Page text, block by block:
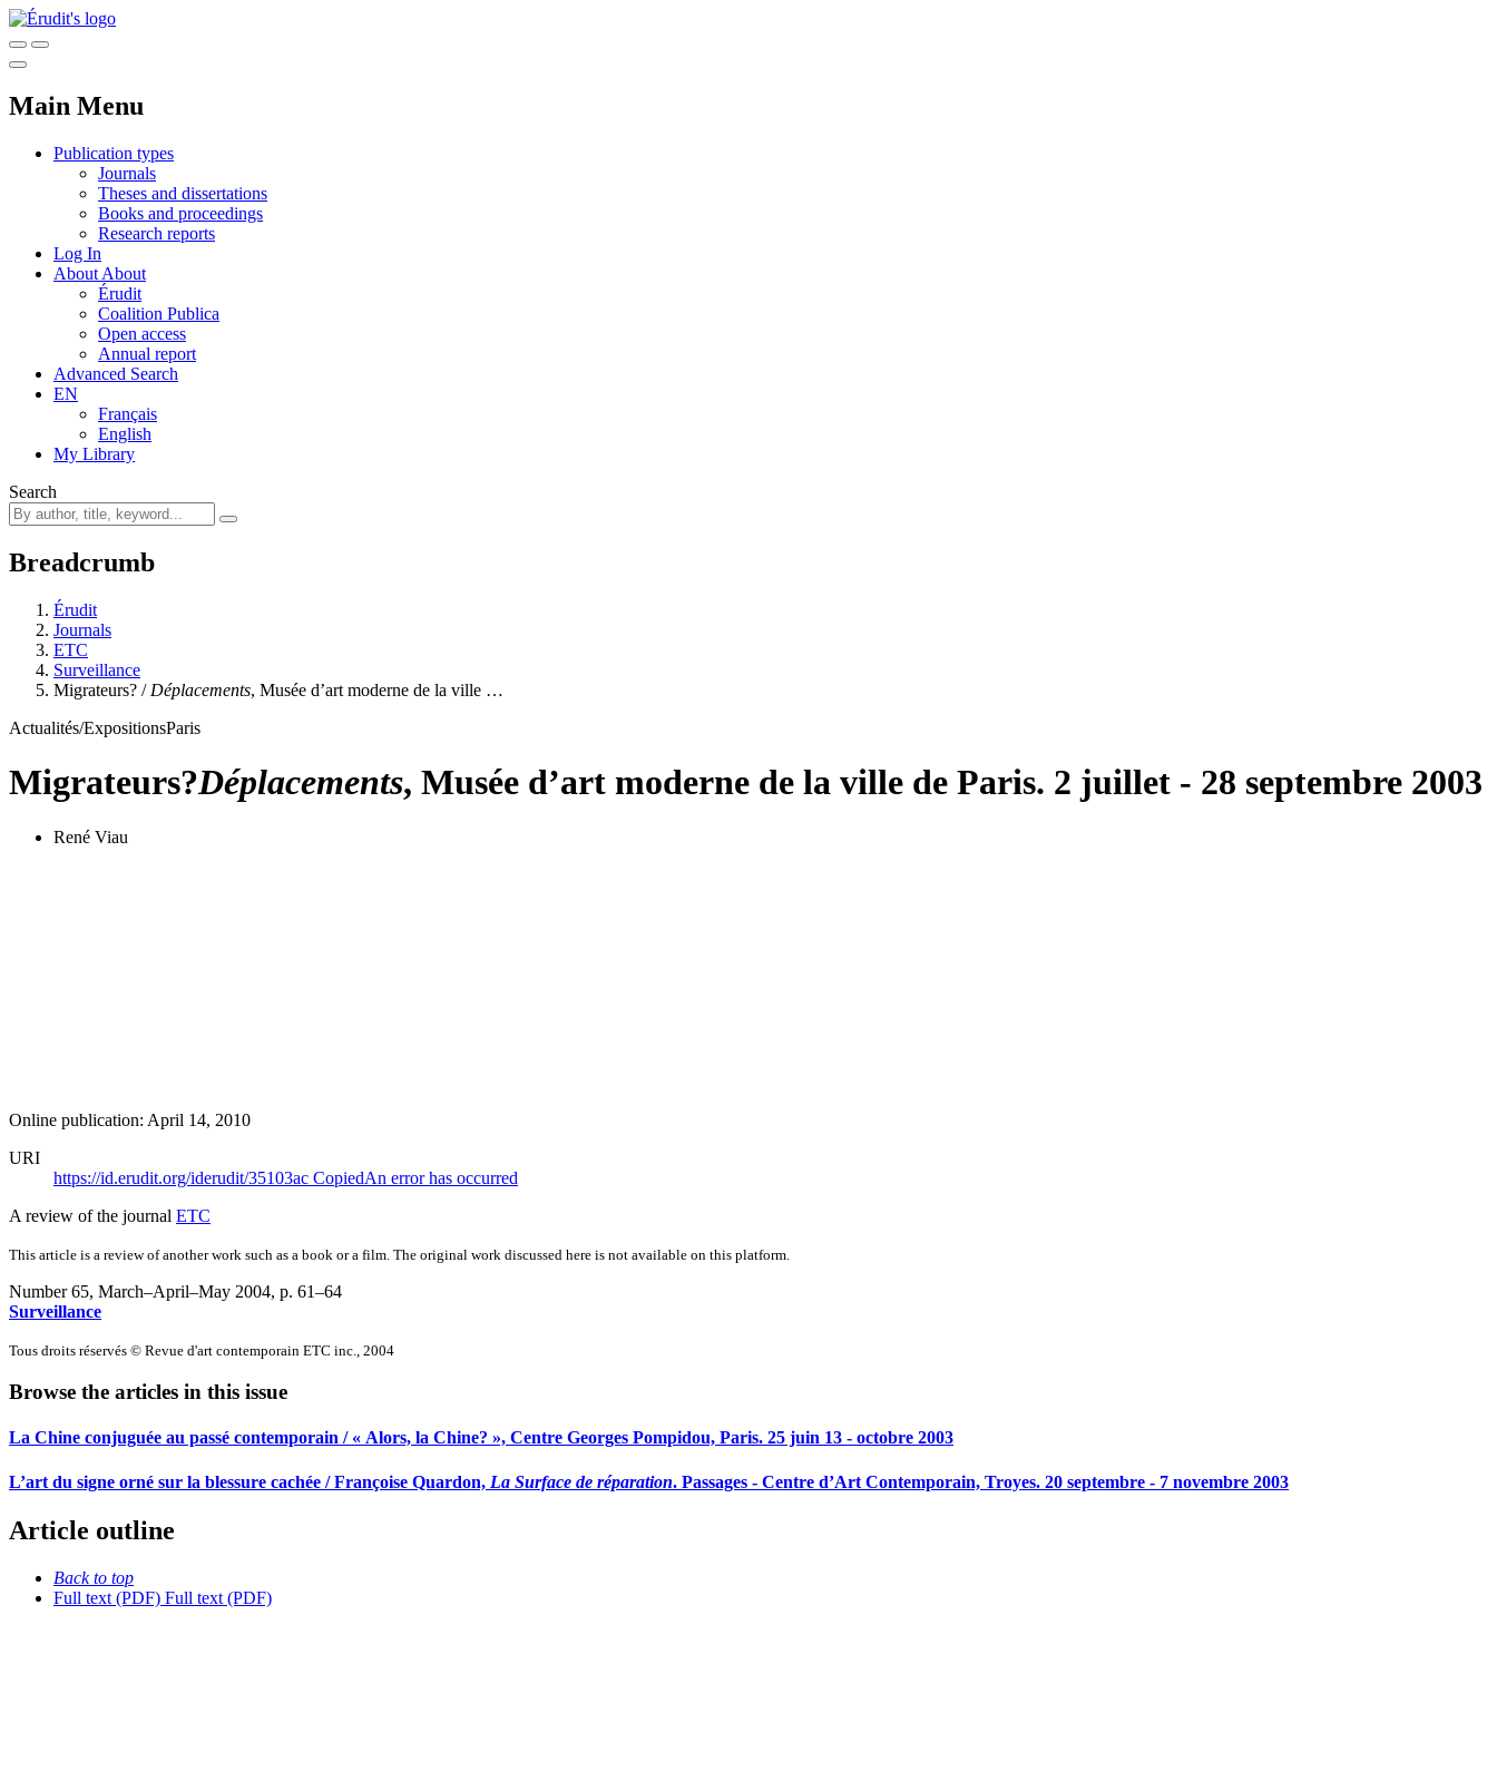
Main Menu
Publication types
Journals
Theses and dissertations
Books and proceedings
Research reports
Log In
About About
Érudit
Coalition Publica
Open access
Annual report
Advanced Search
EN
Français
English
My Library
Search
Breadcrumb
Érudit
Journals
ETC
Surveillance
Migrateurs? / Déplacements, Musée d’art moderne de la ville …
Actualités/ExpositionsParis
Migrateurs?Déplacements, Musée d’art moderne de la ville de Paris. 2 juillet - 28 septembre 2003
René Viau
Online publication: April 14, 2010
URI
https://id.erudit.org/iderudit/35103ac CopiedAn error has occurred
A review of the journal ETC
This article is a review of another work such as a book or a film. The original work discussed here is not available on this platform.
Number 65, March–April–May 2004, p. 61–64
Surveillance
Tous droits réservés © Revue d'art contemporain ETC inc., 2004
Browse the articles in this issue
La Chine conjuguée au passé contemporain / « Alors, la Chine? », Centre Georges Pompidou, Paris. 25 juin 13 - octobre 2003
L’art du signe orné sur la blessure cachée / Françoise Quardon, La Surface de réparation. Passages - Centre d’Art Contemporain, Troyes. 20 septembre - 7 novembre 2003
Article outline
Back to top
Full text (PDF) Full text (PDF)